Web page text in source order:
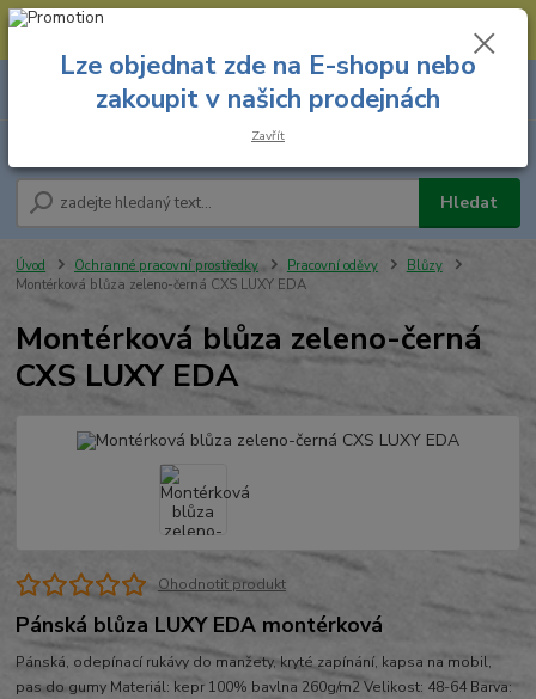
--- Spojovací materiál: 774 431 045 --- Prodejna nářadí: 731 449 423 --
Hledat
8.00 hod. - 16.00 hod.
za
Úvod Ochranné pracovní prostředky Pracovní oděvy
Blůzy
Montérková blůza zeleno-černá CXS LUXY EDA
Montérková blůza zeleno-černá
CXS LUXY EDA
Ohodnotit produkt
Pánská blůza LUXY EDA montérková
Pánská, odepínací rukávy do manžety, kryté zapínání, kapsa na mobil,
pas do gumy Materiál: kepr 100% bavlna 260g/m2 Velikost: 48-64 Barva:
Lze objednat zde na E-shopu nebo
zakoupit v našich prodejnách
Zavřít